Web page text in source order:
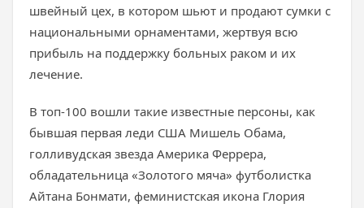
швейный цех, в котором шьют и продают сумки с
национальными орнаментами, жертвуя всю
прибыль на поддержку больных раком и их
лечение.
В топ-100 вошли такие известные персоны, как
бывшая первая леди США Мишель Обама,
голливудская звезда Америка Феррера,
обладательница «Золотого мяча» футболистка
Айтана Бонмати, феминистская икона Глория